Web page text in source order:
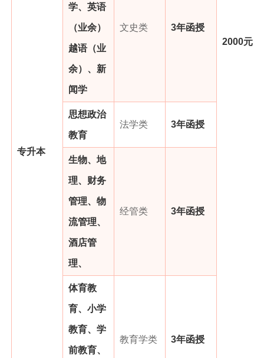
专升本
2000元
学、英语
（业余）
越语（业
余）、新
闻学
文史类 3年函授
思想政治
教育
法学类 3年函授
生物、地
理、财务
管理、物
流管理、
酒店管
理、
经管类 3年函授
体育教
育、小学
教育、学
前教育、
教育学类 3年函授